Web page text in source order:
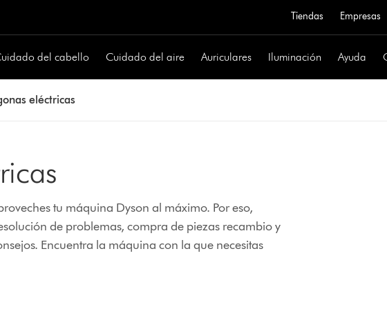
Tiendas Empresas
del cabello Cuidado del aire Auriculares Iluminación Ayuda
eléctricas
tu máquina Dyson al máximo. Por eso,
de problemas, compra de piezas recambio y
Encuentra la máquina con la que necesitas